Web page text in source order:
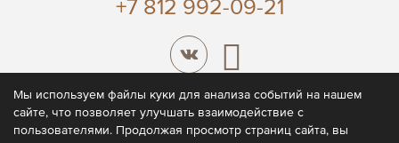
+7 812 992-09-21
Мы используем файлы куки для анализа событий на нашем
сайте, что позволяет улучшать взаимодействие с
пользователями. Продолжая просмотр страниц сайта, вы